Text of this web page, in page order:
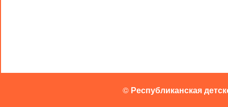
© Республиканская